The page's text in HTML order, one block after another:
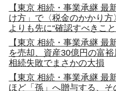
【東京 相続・事業承継 最
け方」で〈税金のかかり
よりも先に“確認すべきこ
【東京 相続・事業承継 最
を売却、資産30億円の富
相続失敗でまさかの大損
【東京 相続・事業承継 最
ほど「孫」へ贈与する、そ